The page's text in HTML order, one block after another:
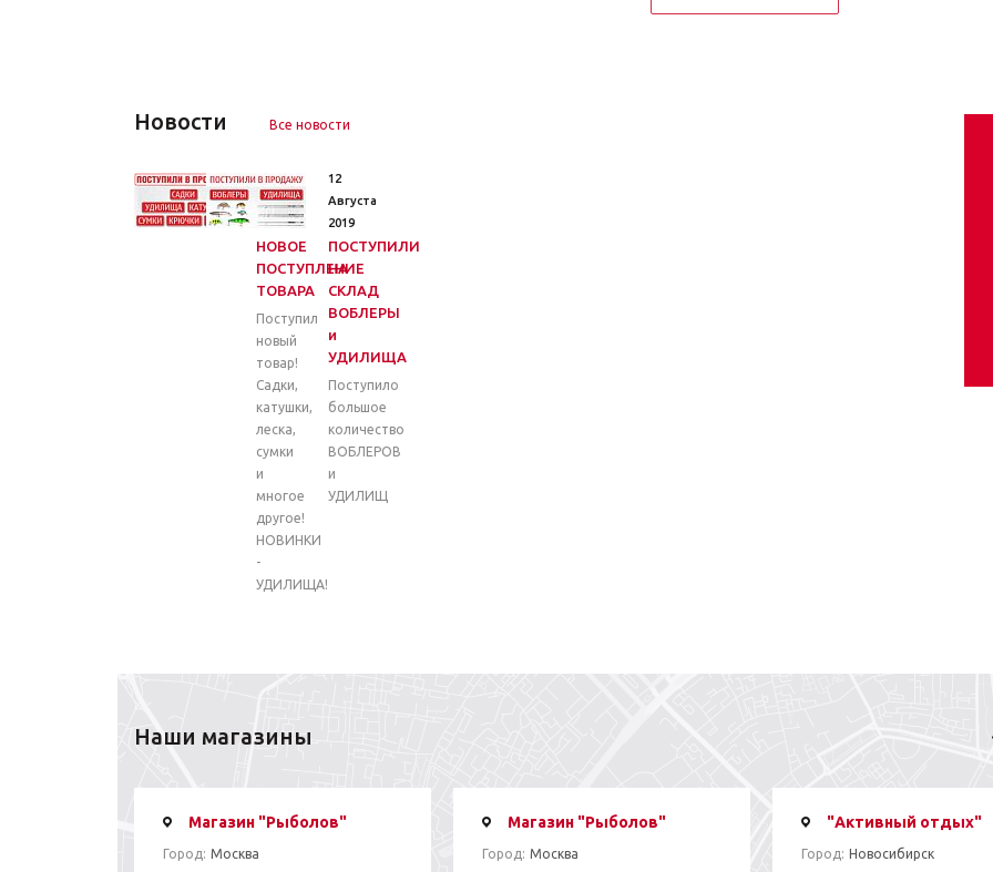
Новости Все новости
26
Марта
2020
НОВОЕ
ПОСТУПЛЕНИЕ
ТОВАРА
Поступил
новый
товар!
Садки,
катушки,
леска,
сумки
и
многое
другое!
НОВИНКИ
-
УДИЛИЩА!
12
Августа
2019
ПОСТУПИЛИ
НА
СКЛАД
ВОБЛЕРЫ
и
УДИЛИЩА
Поступило
большое
количество
ВОБЛЕРОВ
и
УДИЛИЩ
Наши магазины
Магазин "Рыболов"
Город: Москва
Магазин "Рыболов"
Город: Москва
"Активный отдых"
Город: Новосибирск